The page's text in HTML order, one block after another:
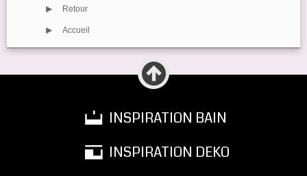
> Retour
> Accueil
INSPIRATION BAIN
INSPIRATION DEKO